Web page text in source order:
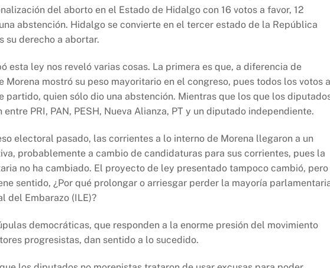
del aborto en el Estado de Hidalgo con 16 votos a favor, 12
abstención. Hidalgo se convierte en el tercer estado de la República
su derecho a abortar.
esta ley nos reveló varias cosas. La primera es que, a diferencia de
mostró su peso mayoritario en el congreso, pues todos los votos a
partido, quien sólo dio una abstención. Mientras que los que los
PRI, PAN, PESH, Nueva Alianza, PT y un diputado independiente.
electoral pasado, las corrientes a lo interno de Morena llegaron a un
probablemente a cambio de candidaturas para sus corrientes, pues la
no ha cambiado. El proyecto de ley presentado tampoco cambió, pero
sentido, ¿Por qué prolongar o arriesgar perder la mayoría
del Embarazo (ILE)?
democráticas, que responden a la enorme presión del movimiento
progresistas, dan sentido a lo sucedido.